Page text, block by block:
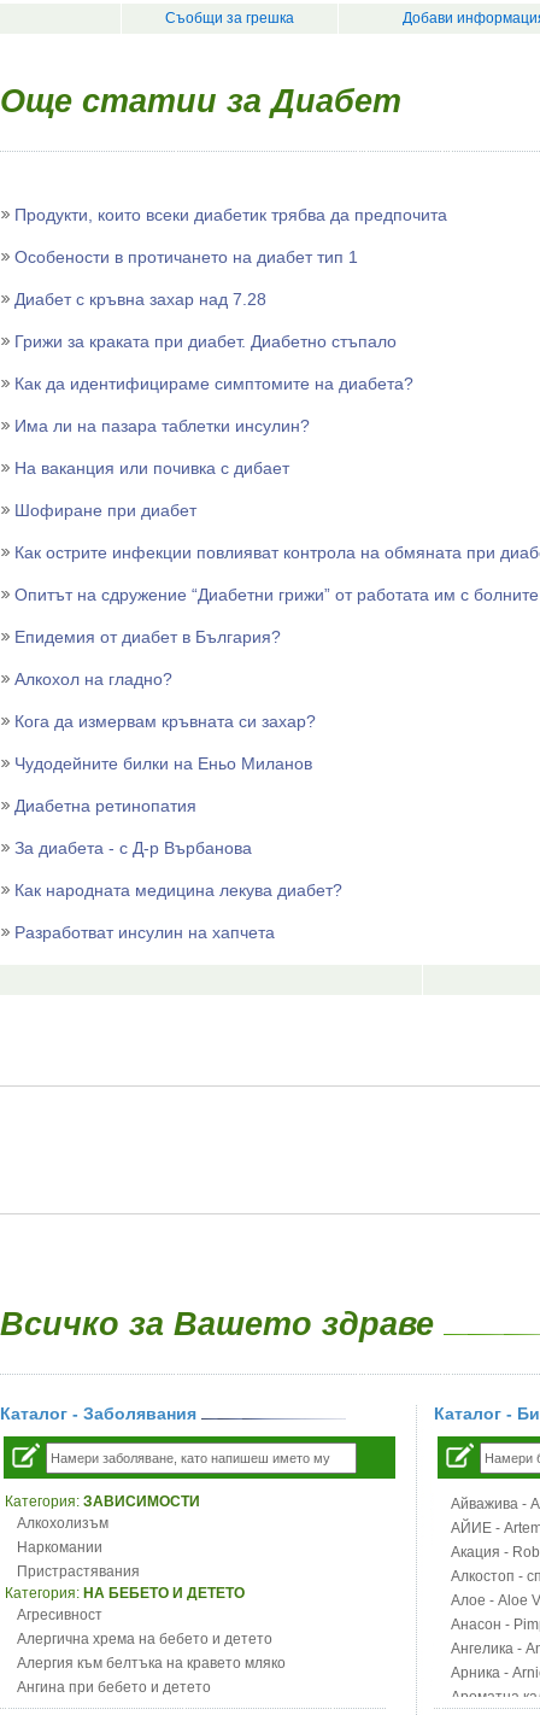
Съобщи за грешка Добави
Още статии за Диабет
Продукти, които всеки диабетик трябва да предпочита
Особености в протичането на диабет тип 1
Диабет с кръвна захар над 7.28
Грижи за краката при диабет. Диабетно стъпало
Как да идентифицираме симптомите на диабета?
Има ли на пазара таблетки инсулин?
На ваканция или почивка с дибает
Шофиране при диабет
Как острите инфекции повлияват контрола на обмяната при
Опитът на сдружение “Диабетни грижи” от работата им с
Епидемия от диабет в България?
Алкохол на гладно?
Кога да измервам кръвната си захар?
Чудодейните билки на Еньо Миланов
Диабетна ретинопатия
За диабета - с Д-р Върбанова
Как народната медицина лекува диабет?
Разработват инсулин на хапчета
Всичко за Вашето здраве
Каталог - Заболявания
Категория: ЗАВИСИМОСТИ
Алкохолизъм
Наркомании
Пристрастявания
Категория: НА БЕБЕТО И ДЕТЕТО
Агресивност
Алергична хрема на бебето и детето
Алергия към белтъка на кравето мляко
Ангина при бебето и детето
Анемия при бебето и детето
Каталог -
Айважива -
АЙИЕ -
Акация -
Алкостоп -
Алое - Aloe
Анасон -
Ангелика -
Арника -
Ароматна